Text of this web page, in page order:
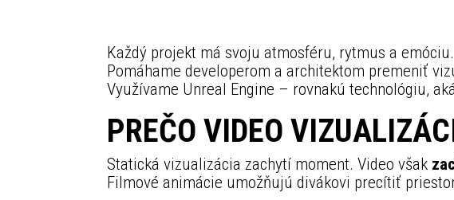
Každý projekt má svoju atmosféru, rytmus a emóciu.
Pomáhame developerom a architektom premeniť
Využívame Unreal Engine – rovnakú technológiu,
PREČO VIDEO
Statická vizualizácia zachytí moment. Video však
Filmové animácie umožňujú divákovi precítiť